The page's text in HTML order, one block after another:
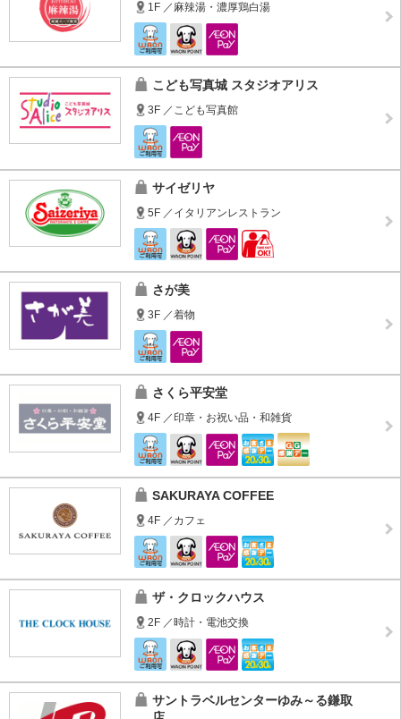
1F ／麻辣湯・濃厚鶏白湯
こども写真城 スタジオアリス
3F ／こども写真館
サイゼリヤ
5F ／イタリアンレストラン
さが美
3F ／着物
さくら平安堂
4F ／印章・お祝い品・和雑貨
SAKURAYA COFFEE
4F ／カフェ
ザ・クロックハウス
2F ／時計・電池交換
サントラベルセンターゆみ～る鎌取